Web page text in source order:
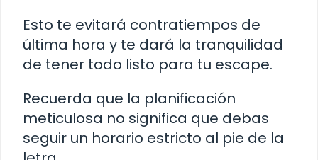
Esto te evitará contratiempos de
última hora y te dará la tranquilidad
de tener todo listo para tu escape.
Recuerda que la planificación
meticulosa no significa que debas
seguir un horario estricto al pie de la